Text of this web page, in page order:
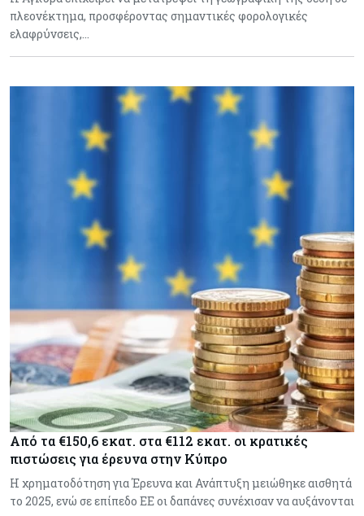
πλεονέκτημα, προσφέροντας σημαντικές φορολογικές
ελαφρύνσεις,…
Από τα €150,6 εκατ. στα €112 εκατ. οι κρατικές
πιστώσεις για έρευνα στην Κύπρο
Η χρηματοδότηση για Έρευνα και Ανάπτυξη μειώθηκε αισθητά
το 2025, ενώ σε επίπεδο ΕΕ οι δαπάνες συνέχισαν να αυξάνονται